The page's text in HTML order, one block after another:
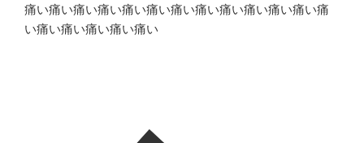
痛い痛い痛い痛い痛い痛い痛い痛い痛い痛い痛い痛い痛
い痛い痛い痛い痛い痛い